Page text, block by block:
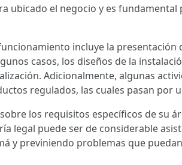
ubicado el negocio y es
incluye la presentación
casos, los diseños de la
Adicionalmente, algunas
regulados, las cuales pasan por
los requisitos específicos de su
legal puede ser de considerable
y previniendo problemas que